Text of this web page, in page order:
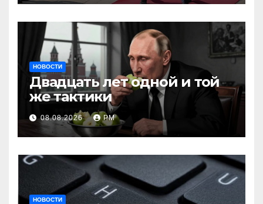
НОВОСТИ
Двадцать лет одной и той
же тактики
08.08.2026 РМ
НОВОСТИ